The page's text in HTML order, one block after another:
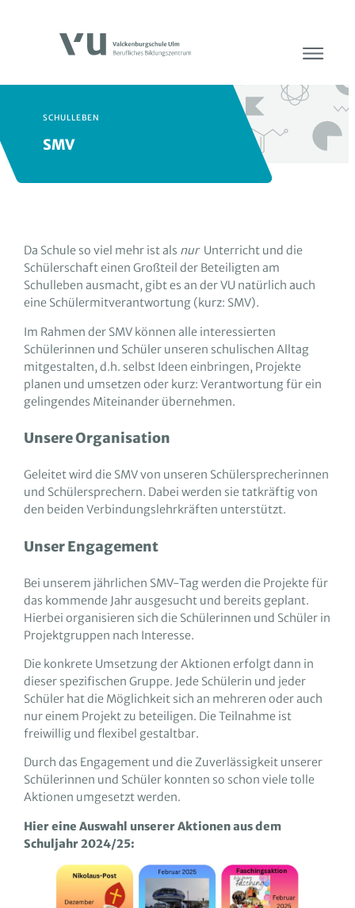
SCHULLEBEN
SMV
Da Schule so viel mehr ist als nur Unterricht und die
Schülerschaft einen Großteil der Beteiligten am
Schulleben ausmacht, gibt es an der VU natürlich auch
eine Schülermitverantwortung (kurz: SMV).
Im Rahmen der SMV können alle interessierten
Schülerinnen und Schüler unseren schulischen Alltag
mitgestalten, d.h. selbst Ideen einbringen, Projekte
planen und umsetzen oder kurz: Verantwortung für ein
gelingendes Miteinander übernehmen.
Unsere Organisation
Geleitet wird die SMV von unseren Schülersprecherinnen
und Schülersprechern. Dabei werden sie tatkräftig von
den beiden Verbindungslehrkräften unterstützt.
Unser Engagement
Bei unserem jährlichen SMV-Tag werden die Projekte für
das kommende Jahr ausgesucht und bereits geplant.
Hierbei organisieren sich die Schülerinnen und Schüler in
Projektgruppen nach Interesse.
Die konkrete Umsetzung der Aktionen erfolgt dann in
dieser spezifischen Gruppe. Jede Schülerin und jeder
Schüler hat die Möglichkeit sich an mehreren oder auch
nur einem Projekt zu beteiligen. Die Teilnahme ist
freiwillig und flexibel gestaltbar.
Durch das Engagement und die Zuverlässigkeit unserer
Schülerinnen und Schüler konnten so schon viele tolle
Aktionen umgesetzt werden.
Hier eine Auswahl unserer Aktionen aus dem
Schuljahr 2024/25: